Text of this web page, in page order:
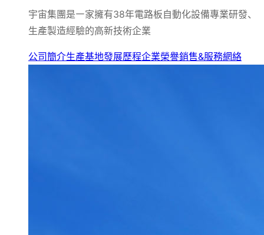
宇宙集團是㇐家擁有38年電路板自動化設備專業研發、
生產製造經驗的高新技術企業
公司簡介生產基地發展歷程企業榮譽銷售&服務網絡